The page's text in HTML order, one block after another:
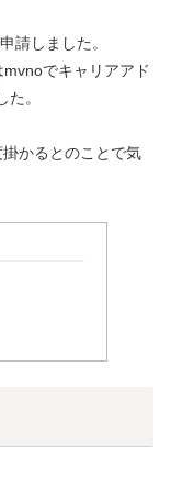
請しました。
でキャリアアド
。
かるとのことで気